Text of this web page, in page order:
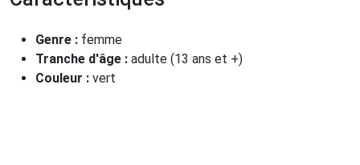
Genre : femme
Tranche d'âge : adulte (13 ans et +)
Couleur : vert